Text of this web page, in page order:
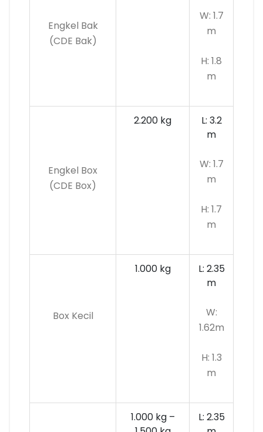
Engkel Bak
(CDE Bak)
W: 1.7
m
H: 1.8
m
Engkel Box
(CDE Box)
2.200 kg
L: 3.2
m
W: 1.7
m
H: 1.7
m
Box Kecil
1.000 kg
L: 2.35
m
W:
1.62m
H: 1.3
m
1.000 kg –
L: 2.35